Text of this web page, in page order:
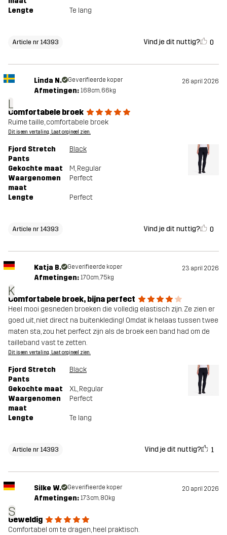
Lengte
Te lang
Article nr 14393 Vind je dit nuttig? 0
L
Linda N. Geverifieerde koper 26 april 2026
Afmetingen: 168cm, 66kg
Comfortabele broek
Ruime taille, comfortabele broek
Dit is een vertaling. Laat orgineel zien.
Fjord Stretch
Pants
Black
Gekochte maat M, Regular
Waargenomen
maat
Perfect
Lengte Perfect
Article nr 14393 Vind je dit nuttig? 0
K
Katja B. Geverifieerde koper 23 april 2026
Afmetingen: 170cm, 75kg
Comfortabele broek, bijna perfect
Heel mooi gesneden broeken die volledig elastisch zijn. Ze zien er
goed uit, niet direct na buitenkleding! Omdat ik helaas tussen twee
maten sta, zou het perfect zijn als de broek een band had om de
tailleband vast te zetten.
Dit is een vertaling. Laat orgineel zien.
Fjord Stretch
Pants
Black
Gekochte maat XL, Regular
Waargenomen
maat
Perfect
Lengte Te lang
Article nr 14393 Vind je dit nuttig? 1
S
Silke W. Geverifieerde koper 20 april 2026
Afmetingen: 173cm, 80kg
Geweldig
Comfortabel om te dragen, heel praktisch.